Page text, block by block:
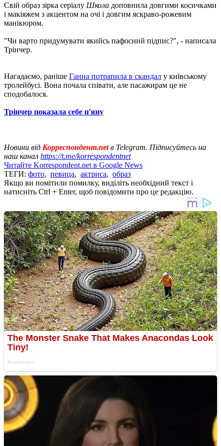
Свій образ зірка серіалу Школа доповнила довгими косичками
і макіяжем з акцентом на очі і довгим яскраво-рожевим
манікюром.
"Чи варто придумувати якийсь пафосний підпис?", - написала
Трінчер.
Нагадаємо, раніше Ганна потрапила в скандал у київському
тролейбусі. Вона почала співати, але пасажирам це не
сподобалося.
Трінчер показала себе п'яну
Новини від Корреспондент.netв Telegram. Підписуйтесь на
наш канал https://t.me/korrespondentnet
Читайте Korrespondent.net в Google News
ТЕГИ: фото, певица, актриса, образ
Якщо ви помітили помилку, виділіть необхідний текст і
натисніть Ctrl + Enter, щоб повідомити про це редакцію.